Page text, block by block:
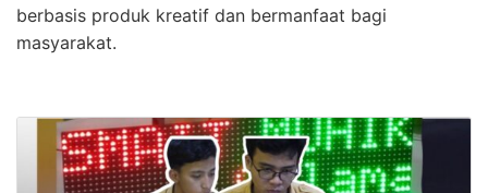
berbasis produk kreatif dan bermanfaat bagi
masyarakat.